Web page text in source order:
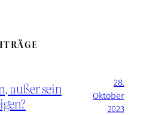
außer sein
28.
Oktober
2023